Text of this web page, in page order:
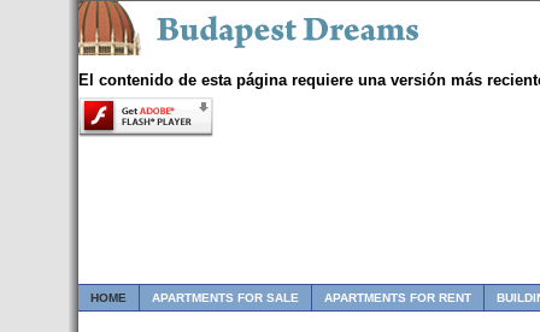
El contenido de esta página requiere una versión más
HOME APARTMENTS FOR SALE APARTMENTS FOR RENT